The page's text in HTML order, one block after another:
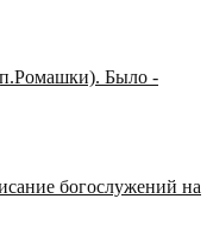
Было -
богослужений на